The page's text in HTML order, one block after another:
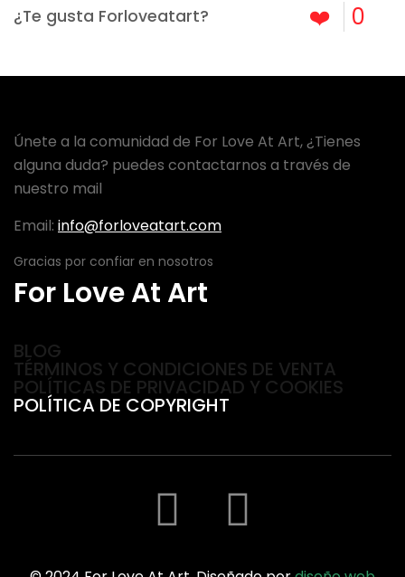
¿Te gusta Forloveatart? ❤️ 0
Únete a la comunidad de For Love At Art, ¿Tienes
alguna duda? puedes contactarnos a través de
nuestro mail
Email: info@forloveatart.com
Gracias por confiar en nosotros
For Love At Art
BLOG
TÉRMINOS Y CONDICIONES DE VENTA
POLÍTICAS DE PRIVACIDAD Y COOKIES
POLÍTICA DE COPYRIGHT